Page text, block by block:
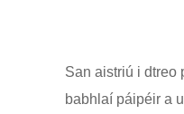
San aistriú i dtreo
babhlaí páipéir a